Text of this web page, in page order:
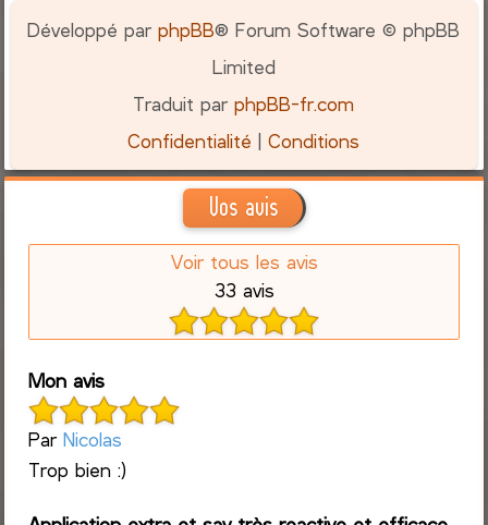
Développé parphpBB® Forum Software © phpBB
Limited
Traduit parphpBB-fr.com
Confidentialité |Conditions
Vos avis
Voir tous les avis
33 avis
Mon avis
ParNicolas
Trop bien :)